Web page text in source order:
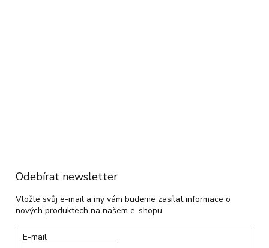
Odebírat newsletter
Vložte svůj e-mail a my vám budeme zasílat informace o
nových produktech na našem e-shopu.
E-mail